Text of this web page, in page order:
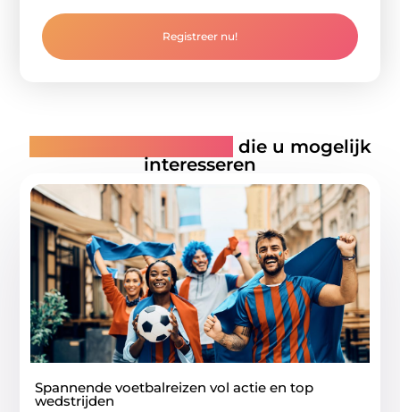
Registreer nu!
die u mogelijk
interesseren
Spannende voetbalreizen vol actie en top
wedstrijden